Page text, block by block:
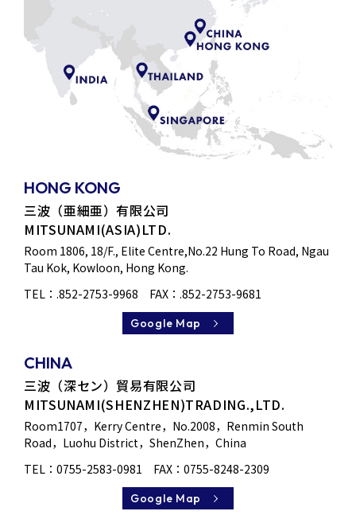
HONG KONG
三波（亜細亜）有限公司
MITSUNAMI(ASIA)LTD.
Room 1806, 18/F., Elite Centre,No.22 Hung To Road, Ngau
Tau Kok, Kowloon, Hong Kong.
TEL： .852-2753-9968 FAX：.852-2753-9681
Google Map
CHINA
三波（深セン）貿易有限公司
MITSUNAMI(SHENZHEN)TRADING.,LTD.
Room1707，Kerry Centre，No.2008，Renmin South
Road，Luohu District，ShenZhen，China
TEL： 0755-2583-0981 FAX：0755-8248-2309
Google Map